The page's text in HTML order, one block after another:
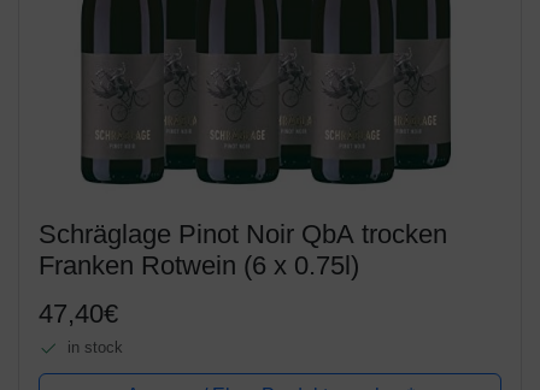
Schräglage Pinot Noir QbA trocken
Franken Rotwein (6 x 0.75l)
47,40€
in stock